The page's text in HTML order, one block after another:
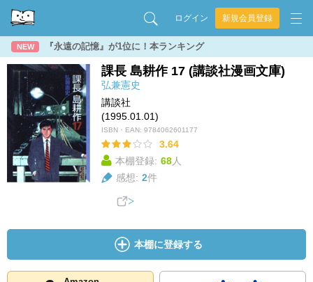
ログイン 新規会員登録
NEW 『永遠の記憶』が1位に！本ランキング
課長 島耕作 17 (講談社漫画文庫)
弘兼憲史
講談社
(1995.01.01)
ISBN・EAN: 9784062601177
3.64
本棚登録: 68人
感想: 2件
本棚に登録する